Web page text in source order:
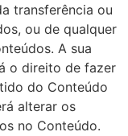
transferência ou
ou de qualquer
A sua
o direito de fazer
do Conteúdo
alterar os
no Conteúdo.